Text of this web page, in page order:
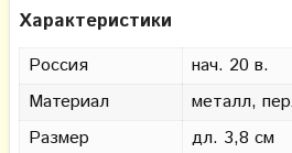
Характеристики
Россия
нач. 20 в.
Материал
металл,
Размер
дл. 3,8 см